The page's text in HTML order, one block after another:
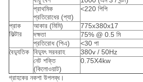
প্রাথমিক
প্রতিরোধের (প্যা)
<220 পিপি
প্রাক
ফিল্টার
আকার (মিমি)
775x380x17
দক্ষতা
75% @ 0.5 মি
প্রতিরোধ (পিএ)
<30 পা
বৈদ্যুতিক বিদ্যুৎ সরবরাহ
380v / 50Hz
নেট শক্তি
(কিলোওয়াট)
0.75X4kw
গ্রাহকের নকশা উপলব্ধ।